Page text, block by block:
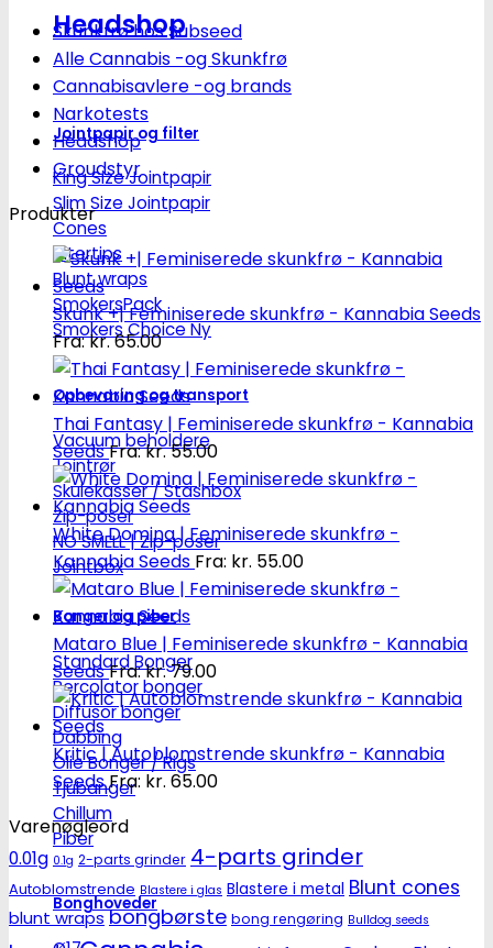
Headshop
Jointpapir og filter
King Size Jointpapir
Slim Size Jointpapir
Cones
Filtertips
Blunt wraps
SmokersPack
Smokers Choice
Opbevaring og transport
Vacuum beholdere
Jointrør
Skulekasser / Stashbox
Zip-poser
NO SMELL | Zip-poser
Jointbox
Bonger og piber
Standard Bonger
Percolator bonger
Diffusor bonger
Dabbing
Olie Bonger / Rigs
Tjubanger
Chillum
Piber
Bonghoveder
Skunkfrø hos Subseed
Alle Cannabis -og Skunkfrø
Cannabisavlere -og brands
Narkotests
Headshop
Groudstyr
Produkter
Skunk +| Feminiserede skunkfrø - Kannabia Seeds
Fra:kr.65.00
Thai Fantasy | Feminiserede skunkfrø - Kannabia
SeedsFra:kr.55.00
White Domina | Feminiserede skunkfrø -
Kannabia Seeds Fra: kr. 55.00
Mataro Blue | Feminiserede skunkfrø - Kannabia
SeedsFra:kr.79.00
Kritic | Autoblomstrende skunkfrø - Kannabia
SeedsFra: kr. 65.00
Varenøgleord
0.01g 0.1g 2-parts grinder 4-parts grinder
Autoblomstrende Blastere i glas Blastere i metal Blunt cones
blunt wrapsbongbørste bong rengøring Bulldog seeds